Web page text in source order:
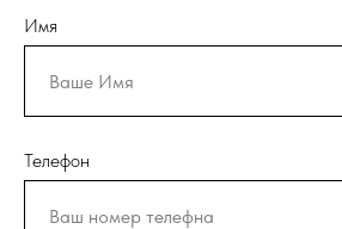
Имя
Телефон